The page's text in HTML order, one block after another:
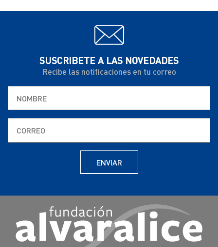
SUSCRIBETE A LAS NOVEDADES
Recibe las notificaciones en tu correo